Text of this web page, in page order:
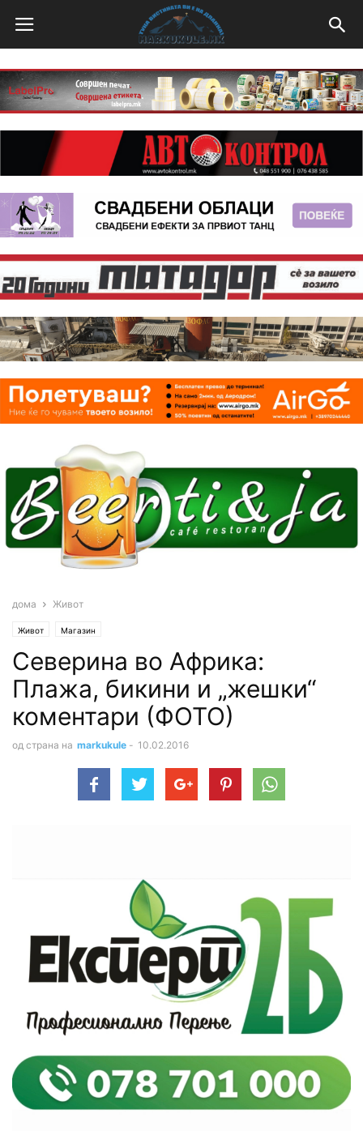
дома Живот
Живот Магазин
Северина во Африка:
Плажа, бикини и „жешки“
коментари (ФОТО)
од страна на markukule - 10.02.2016